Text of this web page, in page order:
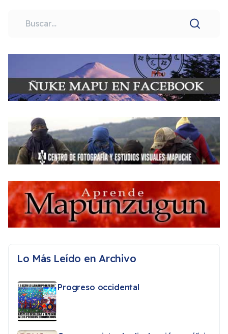
Lo Más Leído en Archivo
Progreso occidental